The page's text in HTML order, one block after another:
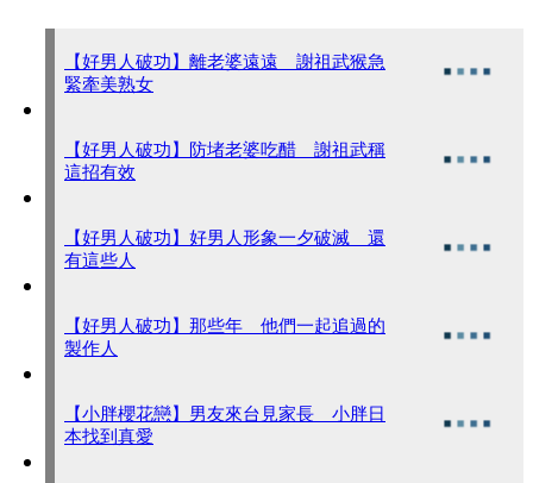
【好男人破功】離老婆遠遠 謝祖武猴急
緊牽美熟女
【好男人破功】防堵老婆吃醋 謝祖武稱
這招有效
【好男人破功】好男人形象一夕破滅 還
有這些人
【好男人破功】那些年 他們一起追過的
製作人
【小胖櫻花戀】男友來台見家長 小胖日
本找到真愛